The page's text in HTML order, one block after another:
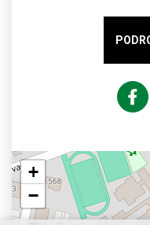
+
−